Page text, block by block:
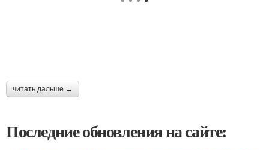
читать дальше →
Последние обновления на сайте: